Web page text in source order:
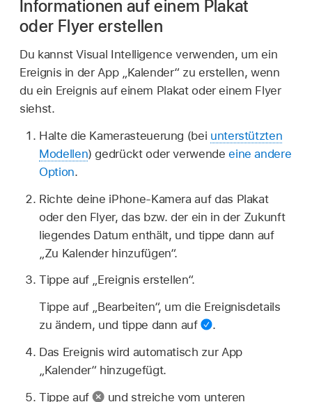
Informationen auf einem Plakat
oder Flyer erstellen
Du kannst Visual Intelligence verwenden, um ein
Ereignis in der App „Kalender“ zu erstellen, wenn
du ein Ereignis auf einem Plakat oder einem Flyer
siehst.
Halte die Kamerasteuerung (bei unterstützten
Modellen) gedrückt oder verwendeeine andere
Option.
Richte deine iPhone-Kamera auf das Plakat
oder den Flyer, das bzw. der ein in der Zukunft
liegendes Datum enthält, und tippe dann auf
„Zu Kalender hinzufügen“.
Tippe auf „Ereignis erstellen“.
Tippe auf „Bearbeiten“, um die Ereignisdetails
zu ändern, und tippe dann auf
.
Das Ereignis wird automatisch zur App
„Kalender“ hinzugefügt.
Tippe auf
und streiche vom unteren